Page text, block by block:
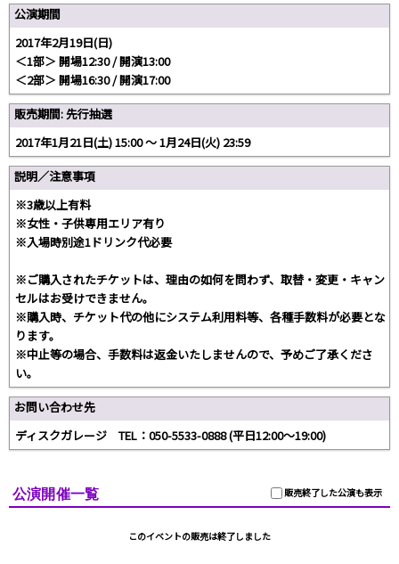
公演期間
2017年2月19日(日)
＜1部＞ 開場12:30 / 開演13:00
＜2部＞ 開場16:30 / 開演17:00
販売期間: 先行抽選
2017年1月21日(土) 15:00 〜 1月24日(火) 23:59
説明／注意事項
※3歳以上有料
※女性・子供専用エリア有り
※入場時別途1ドリンク代必要
※ご購入されたチケットは、理由の如何を問わず、取替・変更・キャン
セルはお受けできません。
※購入時、チケット代の他にシステム利用料等、各種手数料が必要とな
ります。
※中止等の場合、手数料は返金いたしませんので、予めご了承くださ
い。
お問い合わせ先
ディスクガレージ TEL：050-5533-0888 (平日12:00～19:00)
販売終了した公演も表示
公演開催一覧
このイベントの販売は終了しました